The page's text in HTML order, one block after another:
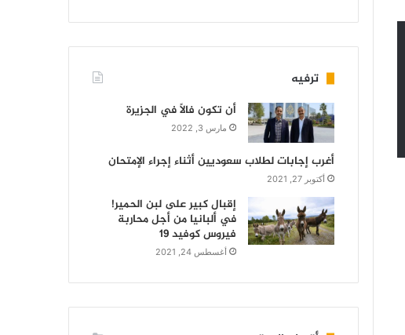
ترفيه
أن تكون فالاً في الجزيرة
مارس 3, 2022
أغرب إجابات لطلاب سعوديين أثناء إجراء الإمتحان
أكتوبر 27, 2021
إقبال كبير على لبن الحمير!
في ألبانيا من أجل محاربة
فيروس كوفيد 19
أغسطس 24, 2021